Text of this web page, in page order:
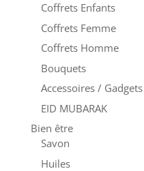
Coffrets Enfants
Coffrets Femme
Coffrets Homme
Bouquets
Accessoires / Gadgets
EID MUBARAK
Bien être
Savon
Huiles